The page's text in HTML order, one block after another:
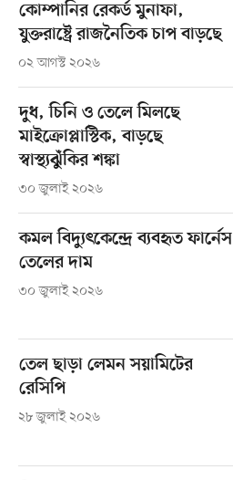
কোম্পানির রেকর্ড মুনাফা,
যুক্তরাষ্ট্রে রাজনৈতিক চাপ বাড়ছে
০২ আগস্ট ২০২৬
দুধ, চিনি ও তেলে মিলছে
মাইক্রোপ্লাস্টিক, বাড়ছে
স্বাস্থ্যঝুঁকির শঙ্কা
৩০ জুলাই ২০২৬
কমল বিদ্যুৎকেন্দ্রে ব্যবহৃত ফার্নেস
তেলের দাম
৩০ জুলাই ২০২৬
তেল ছাড়া লেমন সয়ামিটের
রেসিপি
২৮ জুলাই ২০২৬